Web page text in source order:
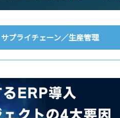
サプライチェーン／生産管理
会計
経営／業績管理